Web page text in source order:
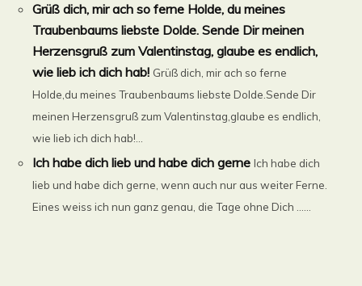
Grüß dich, mir ach so ferne Holde, du meines
Traubenbaums liebste Dolde. Sende Dir meinen
Herzensgruß zum Valentinstag, glaube es endlich,
wie lieb ich dich hab! Grüß dich, mir ach so ferne
Holde,du meines Traubenbaums liebste Dolde.Sende Dir
meinen Herzensgruß zum Valentinstag,glaube es endlich,
wie lieb ich dich hab!...
Ich habe dich lieb und habe dich gerne Ich habe dich
lieb und habe dich gerne, wenn auch nur aus weiter Ferne.
Eines weiss ich nun ganz genau, die Tage ohne Dich ......